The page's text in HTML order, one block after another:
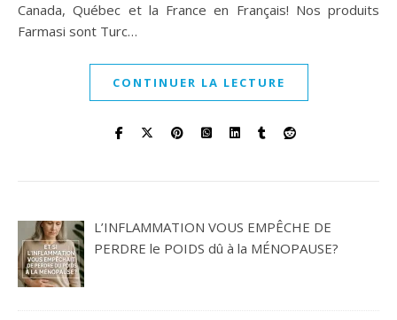
Canada, Québec et la France en Français! Nos produits
Farmasi sont Turc…
CONTINUER LA LECTURE
L’INFLAMMATION VOUS EMPÊCHE DE
PERDRE le POIDS dû à la MÉNOPAUSE?